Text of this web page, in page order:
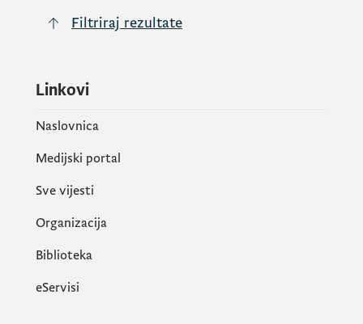
Filtriraj rezultate
Linkovi
Naslovnica
Medijski portal
Sve vijesti
Organizacija
Biblioteka
eServisi